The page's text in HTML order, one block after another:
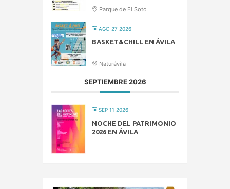
Parque de El Soto
AGO 27 2026
BASKET&CHILL EN ÁVILA
Naturávila
SEPTIEMBRE 2026
SEP 11 2026
NOCHE DEL PATRIMONIO
2026 EN ÁVILA